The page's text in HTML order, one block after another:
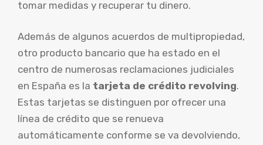
tomar medidas y recuperar tu dinero.
Además de algunos acuerdos de multipropiedad,
otro producto bancario que ha estado en el
centro de numerosas reclamaciones judiciales
en España es la tarjeta de crédito revolving.
Estas tarjetas se distinguen por ofrecer una
línea de crédito que se renueva
automáticamente conforme se va devolviendo,